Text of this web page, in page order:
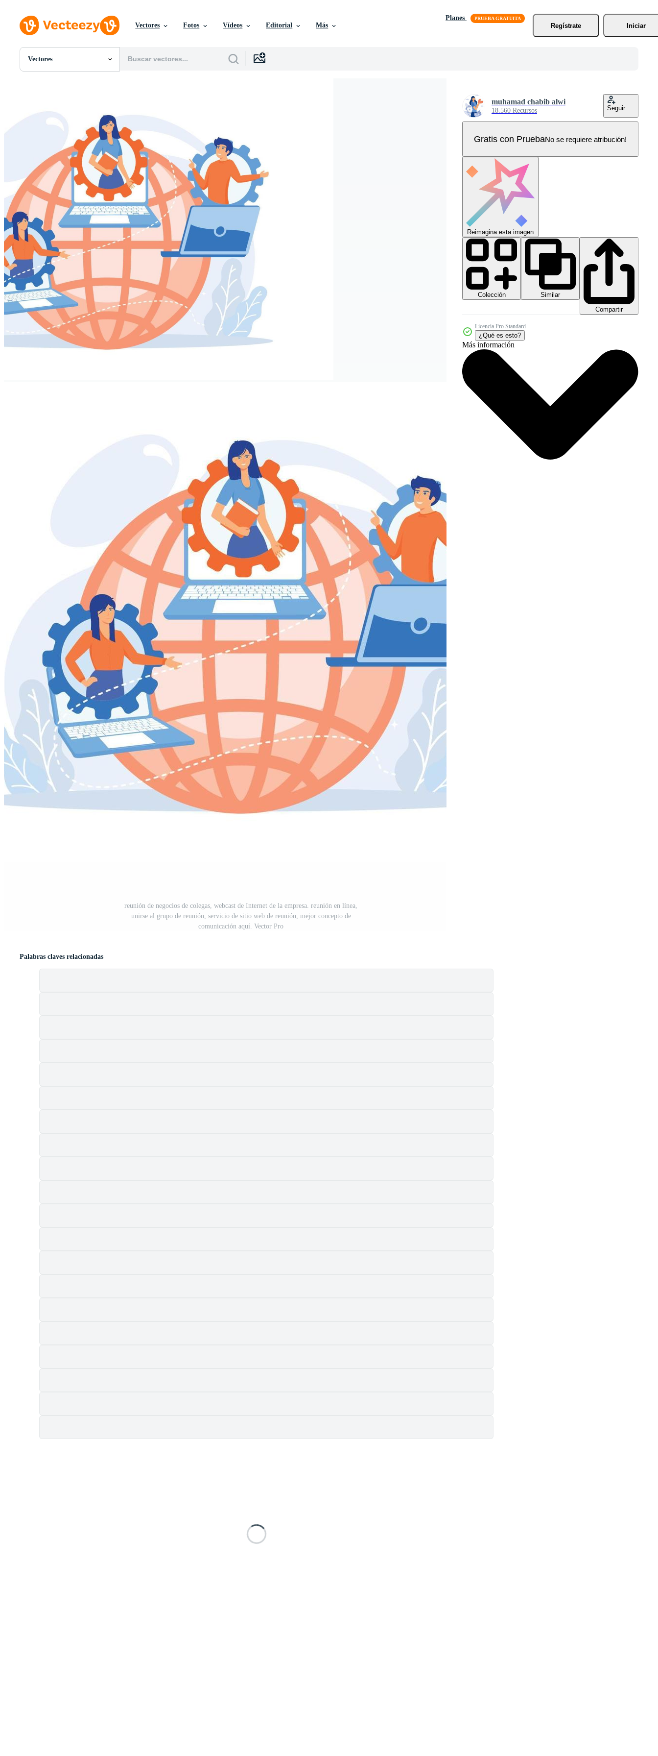
Vectores Fotos Vídeos Editorial Más
Planes
Regístrate
Iniciar
Vectores
Todas Imágenes
SVGs
Gráficos en Movimiento
Imágenes Editoriales
Eventos Editoriales
reunión de negocios de colegas, webcast de Internet de la empresa. reunión en línea,
unirse al grupo de reunión, servicio de sitio web de reunión, mejor concepto de
comunicación aquí. Vector Pro
muhamad chabib alwi
18.560 Recursos Seguir
Gratis con PruebaNo se requiere atribución!
Reimagina esta imagen
Colección
Similar
Compartir
Licencia Pro Standard
¿Qué es esto?
Más información
Palabras claves relacionadas